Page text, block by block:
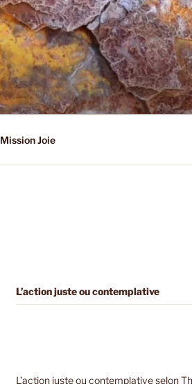
Mission Joie
L’action juste ou contemplative
L’action juste ou contemplative selon